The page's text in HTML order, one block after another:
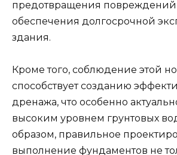
предотвращения повреждений
обеспечения долгосрочной
здания.
Кроме того, соблюдение этой
способствует созданию
дренажа, что особенно
высоким уровнем грунтовых
образом, правильное
выполнение фундаментов не